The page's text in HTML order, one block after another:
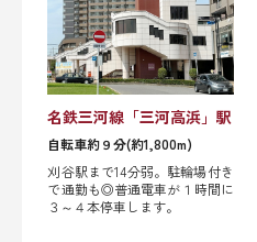
名鉄三河線「三河高浜」駅
自転車約９分(約1,800m)
刈谷駅まで14分弱。駐輪場付き
で通勤も◎普通電車が１時間に
３～４本停車します。